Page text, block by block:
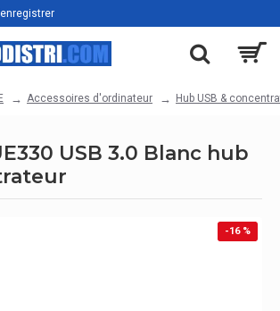
Accessoires d'ordinateur Hub USB &
USB 3.0 Blanc hub
-16 %